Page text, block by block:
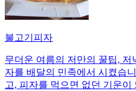
불고기피자
무더운 여름의 저만의 꿀팁, 저
자를 배달의 민족에서 시켰습
고, 피자를 먹으면 없던 기운